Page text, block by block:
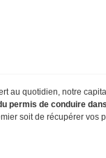
au quotidien, notre
permis de conduire
soit de récupérer vos